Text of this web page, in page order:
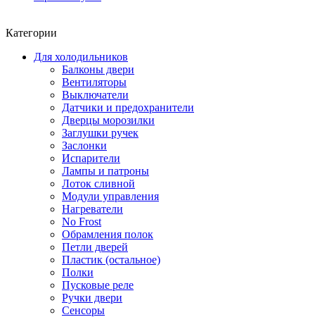
Категории
Для холодильников
Балконы двери
Вентиляторы
Выключатели
Датчики и предохранители
Дверцы морозилки
Заглушки ручек
Заслонки
Испарители
Лампы и патроны
Лоток сливной
Модули управления
Нагреватели
No Frost
Обрамления полок
Петли дверей
Пластик (остальное)
Полки
Пусковые реле
Ручки двери
Сенсоры